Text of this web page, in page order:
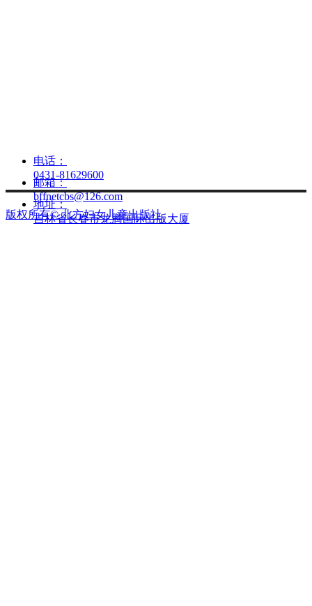
电话：
0431-81629600
邮箱：
bffnetcbs@126.com
地址：
吉林省长春市龙腾国际出版大厦
版权所有© 北方妇女儿童出版社